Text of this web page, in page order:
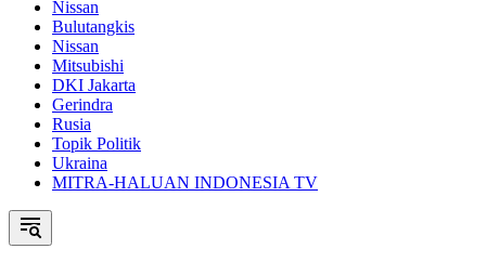
Nissan
Bulutangkis
Nissan
Mitsubishi
DKI Jakarta
Gerindra
Rusia
Topik Politik
Ukraina
MITRA-HALUAN INDONESIA TV